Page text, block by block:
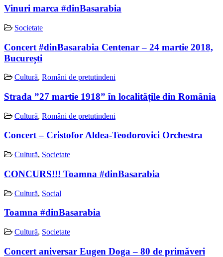
Vinuri marca #dinBasarabia
Societate
Concert #dinBasarabia Centenar – 24 martie 2018,
București
Cultură, Români de pretutindeni
Strada ”27 martie 1918” în localitățile din România
Cultură, Români de pretutindeni
Concert – Cristofor Aldea-Teodorovici Orchestra
Cultură, Societate
CONCURS!!! Toamna #dinBasarabia
Cultură, Social
Toamna #dinBasarabia
Cultură, Societate
Concert aniversar Eugen Doga – 80 de primăveri